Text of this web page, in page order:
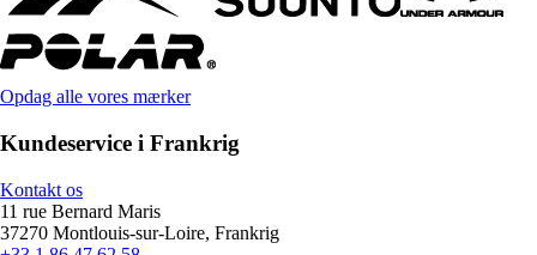
Opdag alle vores mærker
Kundeservice i Frankrig
Kontakt os
11 rue Bernard Maris
37270 Montlouis-sur-Loire, Frankrig